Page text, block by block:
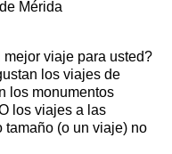
Mérida
viaje para usted?
los viajes de
los monumentos
los viajes a las
tamaño (o un viaje) no